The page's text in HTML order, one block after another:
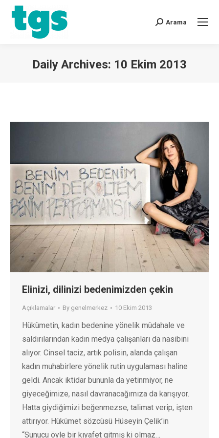
Arama
Daily Archives: 10 Ekim 2013
Elinizi, dilinizi bedenimizden çekin
Açıklamalar By genelmerkez 10 Ekim 2013
Hükümetin, kadın bedenine yönelik müdahale ve
saldırılarından kadın medya çalışanları da nasibini
alıyor. Cinsel taciz, artık polisin, alanda çalışan
kadın muhabirlere yönelik rutin uygulaması haline
geldi. Ancak iktidar bununla da yetinmiyor, ne
giyeceğimize, nasıl davranacağımıza da karışıyor.
Hatta giydiğimizi beğenmezse, talimat verip, işten
attırıyor. Hükümet sözcüsü Hüseyin Çelik’in
“Sunucu öyle bir kıyafet gitmiş ki olmaz…